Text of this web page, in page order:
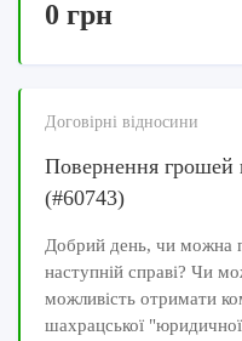
0 грн
Договірні відносини
Повернення грошей
(#60743)
Добрий день, чи можна
наступній справі? Чи
можливість отримати
шахрацської